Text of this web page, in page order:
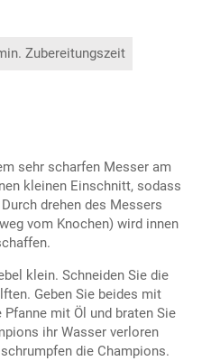
Zubereitungszeit
sehr scharfen Messer am
kleinen Einschnitt, sodass
drehen des Messers
vom Knochen) wird innen
klein. Schneiden Sie die
Geben Sie beides mit
mit Öl und braten Sie
ihr Wasser verloren
die Champions.